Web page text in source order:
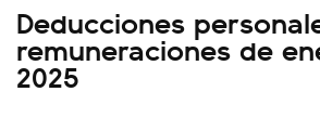
Deducciones
remuneraciones de
2025